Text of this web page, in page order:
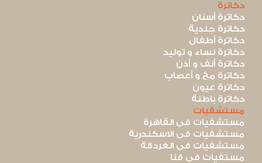
دكاترة
دكاترة أسنان
دكاترة جلدية
دكاترة أطفال
دكاترة نساء و توليد
دكاترة أنف و أذن
دكاترة مخ و أعصاب
دكاترة عيون
دكاترة باطنة
مستشفيات
مستشفيات فى القاهرة
مستشفيات فى الاسكندرية
مستشفيات فى الغردقة
مستفيات فى قنا